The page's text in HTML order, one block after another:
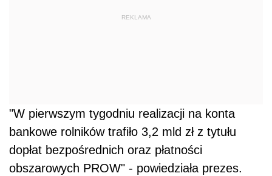
REKLAMA
"W pierwszym tygodniu realizacji na konta
bankowe rolników trafiło 3,2 mld zł z tytułu
dopłat bezpośrednich oraz płatności
obszarowych PROW" - powiedziała prezes.